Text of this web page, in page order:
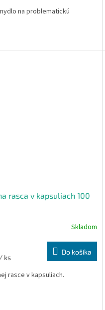
na problematickú
rasca v kapsuliach 100
Skladom
/ ks
Do košíka
rasce v kapsuliach.